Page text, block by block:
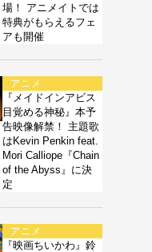
場！ アニメイトでは
特典がもらえるフェ
アも開催
アニメ
『メイドインアビス
目覚める神秘』本予
告映像解禁！ 主題歌
はKevin Penkin feat.
Mori Calliope『Chain
of the Abyss』に決
定
アニメ
『映画ちいかわ』鈴